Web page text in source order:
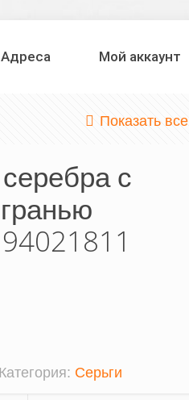
Адреса Мой аккаунт
Показать все
с
Категория: Серьги